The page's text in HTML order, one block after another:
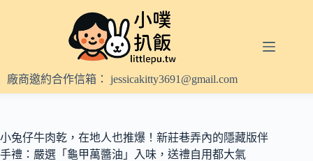
內
容
廠商邀約合作信箱： jessicakitty3691@gmail.com
小兔仔牛肉乾，在地人也推爆！新莊巷弄內的隱藏版伴
手禮：嚴選「龜甲萬醬油」入味，送禮自用都大氣